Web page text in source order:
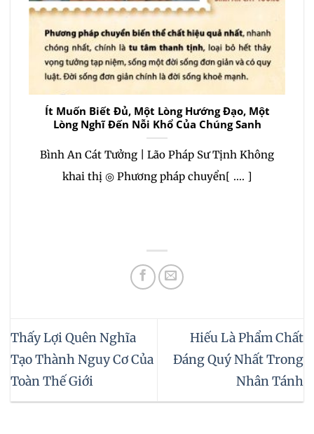
Ít Muốn Biết Đủ, Một Lòng Hướng Đạo, Một
Lòng Nghĩ Đến Nỗi Khổ Của Chúng Sanh
Bình An Cát Tưởng | Lão Pháp Sư Tịnh Không
khai thị ◎ Phương pháp chuyển[ .... ]
Thấy Lợi Quên Nghĩa
Tạo Thành Nguy Cơ Của
Toàn Thế Giới
Hiếu Là Phẩm Chất
Đáng Quý Nhất Trong
Nhân Tánh